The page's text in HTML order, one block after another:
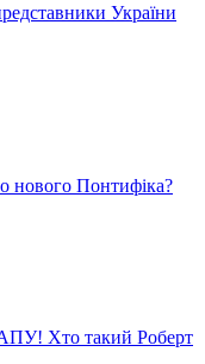
України
нового Понтифіка?
Хто такий Роберт